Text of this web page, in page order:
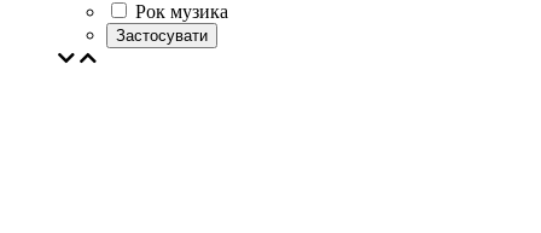
Рок музика
Застосувати